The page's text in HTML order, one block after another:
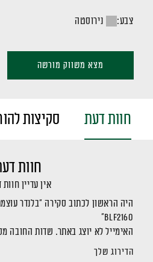
צבע: נירוסטה
מצא משווק מורשה
חוות דעת סקיצות
חוות
אין עדיין
היה הראשון לכתוב סקירה “בלנדר
BLF2160”
האימייל לא יוצג באתר. שדות החובה
הדירוג שלך